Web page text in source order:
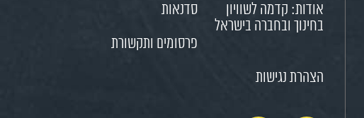
אודות: קדמה לשוויון
בחינוך ובחברה בישראל
סדנאות
פרסומים ותקשורת
הצהרת נגישות